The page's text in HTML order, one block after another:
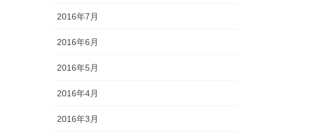
2016年7月
2016年6月
2016年5月
2016年4月
2016年3月